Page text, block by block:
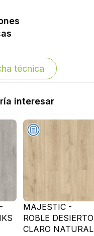
técnica
interesar
MAJESTIC -
ROBLE DESIERTO
CLARO NATURAL